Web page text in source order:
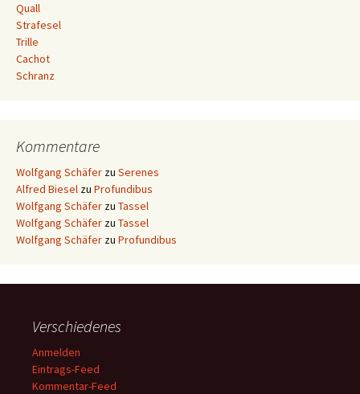
Quall
Strafesel
Trille
Cachot
Schranz
Kommentare
Wolfgang Schäfer zu Serenes
Alfred Biesel zu Profundibus
Wolfgang Schäfer zu Tassel
Wolfgang Schäfer zu Tassel
Wolfgang Schäfer zu Profundibus
Verschiedenes
Anmelden
Eintrags-Feed
Kommentar-Feed